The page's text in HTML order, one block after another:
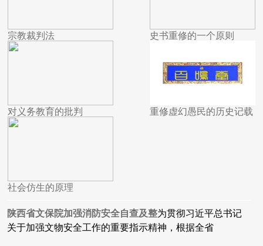
宗教裁判法
对义务教育的批判
社会仿生的原理
史书重修的一个原则
重修虚幻愚民的历史记载
陕西省文保院加强消防安全自查及整为贯彻习近平总书记
关于加强文物安全工作的重要指示精神，根据全省